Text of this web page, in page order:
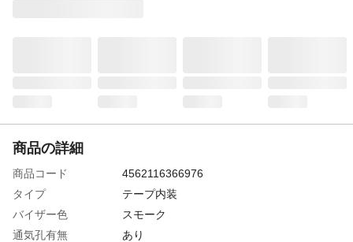
商品の詳細
商品コード
4562116366976
タイプ
テープ内装
バイザー色
スモーク
通気孔有無
あり